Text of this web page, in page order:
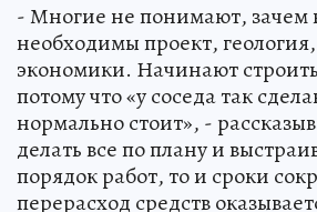
- Многие не понимают, зачем
необходимы проект,
экономики. Начинают
потому что «у соседа так
нормально стоит», -
делать все по плану и
порядок работ, то и сроки
перерасход средств